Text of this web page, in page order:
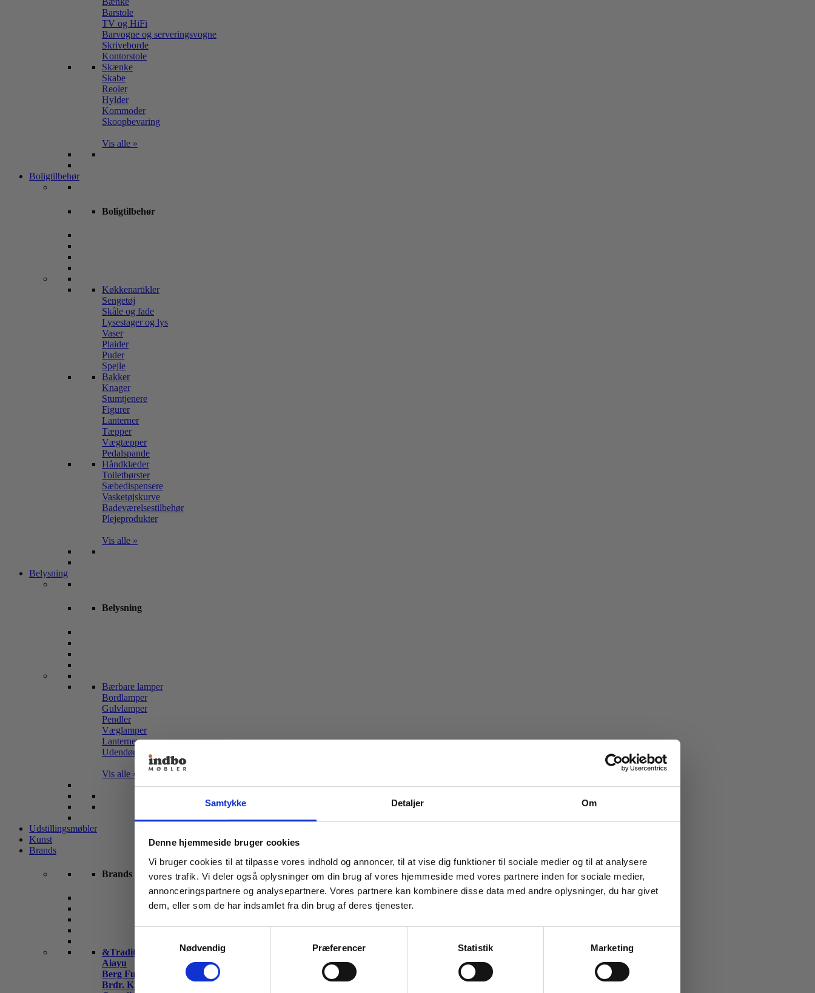
Samtykke Detaljer Om
Denne hjemmeside bruger cookies
Vi bruger cookies til at tilpasse vores indhold og annoncer, til at vise dig funktioner til sociale medier og til at analysere
vores trafik. Vi deler også oplysninger om din brug af vores hjemmeside med vores partnere inden for sociale medier,
annonceringspartnere og analysepartnere. Vores partnere kan kombinere disse data med andre oplysninger, du har givet
dem, eller som de har indsamlet fra din brug af deres tjenester.
Nødvendig
Præferencer Statistik Marketing
Barstole
TV og HiFi
Barvogne og serveringsvogne
Skriveborde
Kontorstole
Skænke
Skabe
Reoler
Hylder
Kommoder
Skoopbevaring
Vis alle »
Boligtilbehør
Boligtilbehør
Køkkenartikler
Sengetøj
Skåle og fade
Lysestager og lys
Vaser
Plaider
Puder
Spejle
Bakker
Knager
Stumtjenere
Figurer
Lanterner
Tæpper
Vægtæpper
Pedalspande
Håndklæder
Toiletbørster
Sæbedispensere
Vasketøjskurve
Badeværelsestilbehør
Plejeprodukter
Vis alle »
Belysning
Belysning
Bærbare lamper
Bordlamper
Gulvlamper
Pendler
Væglamper
Lanterner
Udendørslamper
Vis alle »
Udstillingsmøbler
Kunst
Brands
Brands
&Tradition
Aiayu
Berg Furniture
Brdr. Krüger
Spar 20% på dit første køb
Bliv medlem af Indbo Møblers kundeklub!
invitationer til eksklusive events.
her
Navn